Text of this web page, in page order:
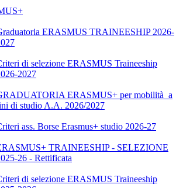
ERASMUS TRAINEESHIP 2026-
di selezione ERASMUS Traineeship
2027
ERASMUS+ per mobilità a
di studio A.A. 2026/2027
ass. Borse Erasmus+ studio 2026-27
TRAINEESHIP - SELEZIONE
26 - Rettificata
di selezione ERASMUS Traineeship